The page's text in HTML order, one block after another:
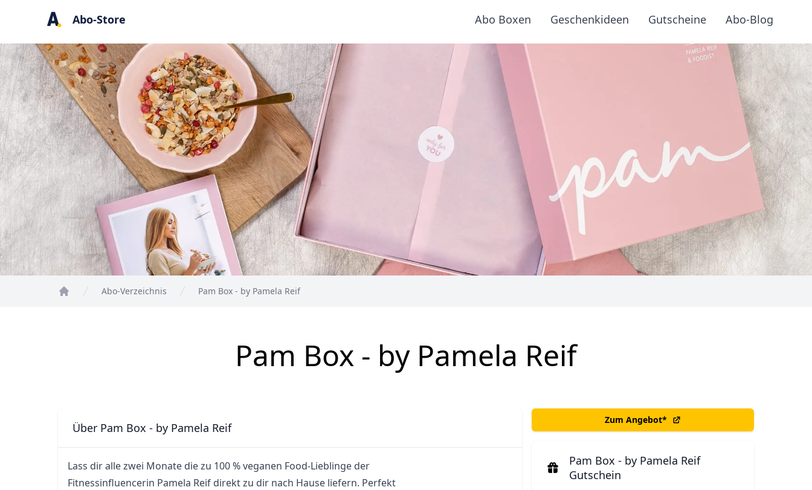
Abo-Store Abo Boxen Geschenkideen Gutscheine Abo-Blog
Abo-Verzeichnis Pam Box - by Pamela Reif
Pam Box - by Pamela Reif
Über Pam Box - by Pamela Reif
Lass dir alle zwei Monate die zu 100 % veganen Food-Lieblinge der
Fitnessinfluencerin Pamela Reif direkt zu dir nach Hause liefern. Perfekt
Zum Angebot*
Pam Box - by Pamela Reif
Gutschein